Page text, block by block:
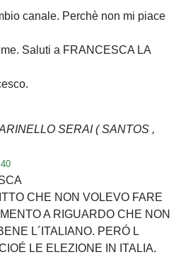
canale. Perchè non mi piace
Saluti a FRANCESCA LA
SERAI( SANTOS ,
CHE NON VOLEVO FARE
A RIGUARDO CHE NON
L´ITALIANO. PERÓ L
LE ELEZIONE IN ITALIA.